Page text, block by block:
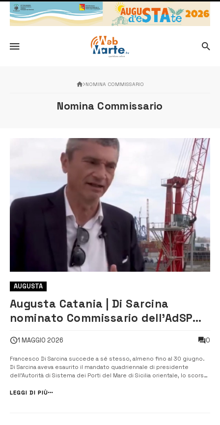
NOMINA COMMISSARIO
Nomina Commissario
AUGUSTA
Augusta Catania | Di Sarcina
nominato Commissario dell’AdSP
1 MAGGIO 2026 0
Francesco Di Sarcina succede a sé stesso, almeno fino al 30 giugno.
Di Sarcina aveva esaurito il mandato quadriennale di presidente
dell’Autorità di Sistema dei Porti del Mare di Sicilia orientale, lo scorso
della proroga prevista di 45 giorni. Su proposta […]
LEGGI DI PIÙ